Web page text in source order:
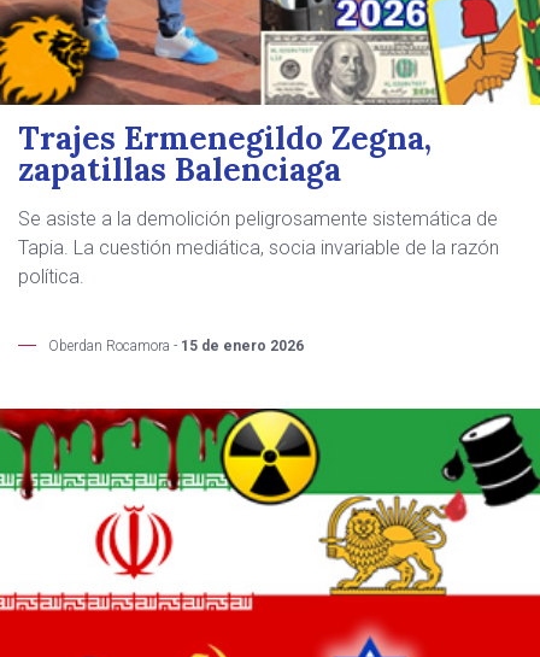
Trajes Ermenegildo Zegna,
zapatillas Balenciaga
Se asiste a la demolición peligrosamente sistemática de
Tapia. La cuestión mediática, socia invariable de la razón
política.
Oberdan Rocamora - 15 de enero 2026